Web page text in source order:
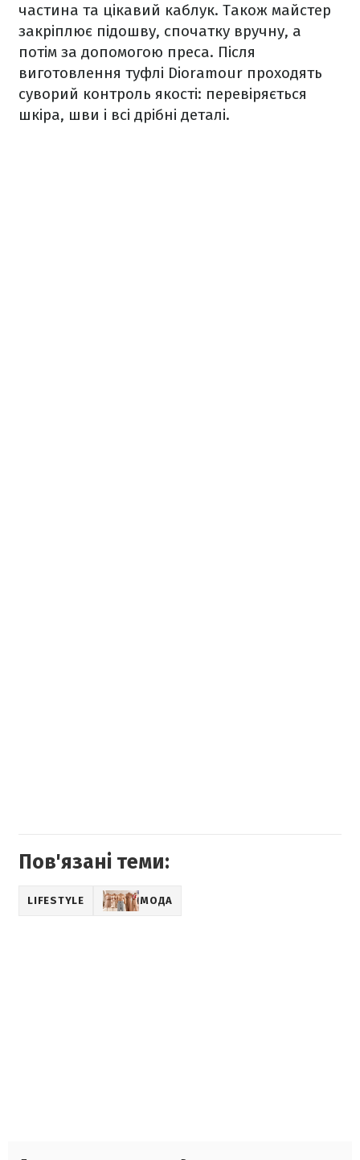
частина та цікавий каблук. Також майстер
закріплює підошву, спочатку вручну, а
потім за допомогою преса. Після
виготовлення туфлі Dioramour проходять
суворий контроль якості: перевіряється
шкіра, шви і всі дрібні деталі.
Пов'язані теми:
LIFESTYLE МОДА